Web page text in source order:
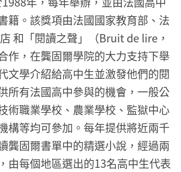
籍。該獎項由法國國家教育部、法
和「閱讀之聲」（Bruit de lire，
作，在龔固爾學院的大力支持下舉
文學介紹給高中生並激發他們的閱
所有法國高中參與的機會，一般公
術職業學校、農業學校、監獄中心
構等均可參加。每年提供將近兩千
龔固爾書單中的精選小說，經過兩
由每個地區選出的13名高中生代表